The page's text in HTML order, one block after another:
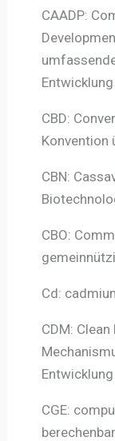
CAADP:
CBD:
Konvention
CBN:
CBO:
Cd:
CDM:
Entwicklung
CGE: